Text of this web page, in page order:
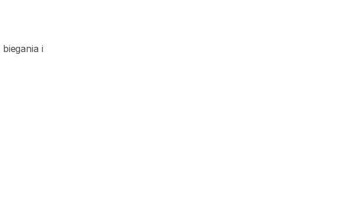
biegania i